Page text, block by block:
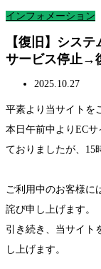
インフォメーション
【復旧】シス
サービス停止→
2025.10.27
平素より当サイトを
本日午前中よりEC
ておりましたが、15
ご利用中のお客様に
詫び申し上げます。
引き続き、当サイト
し上げます。